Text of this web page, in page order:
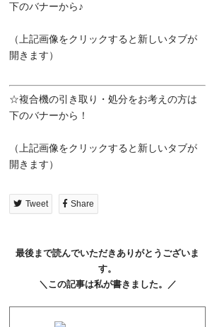
下のバナーから♪
（上記画像をクリックすると新しいタブが
開きます）
☆複合機の引き取り・処分をお考えの方は
下のバナーから！
（上記画像をクリックすると新しいタブが
開きます）
Tweet Share
最後まで読んでいただきありがとうございま
す。
＼この記事は私が書きました。／